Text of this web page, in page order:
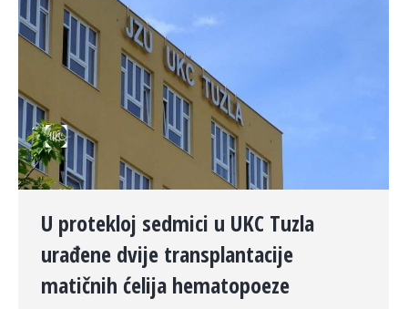
U protekloj sedmici u UKC Tuzla
urađene dvije transplantacije
matičnih ćelija hematopoeze